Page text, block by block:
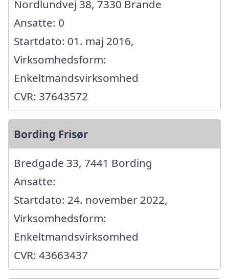
Nordlundvej 38, 7330 Brande
Ansatte: 0
Startdato: 01. maj 2016,
Virksomhedsform:
Enkeltmandsvirksomhed
CVR: 37643572
Bording Frisør
Bredgade 33, 7441 Bording
Ansatte:
Startdato: 24. november 2022,
Virksomhedsform:
Enkeltmandsvirksomhed
CVR: 43663437